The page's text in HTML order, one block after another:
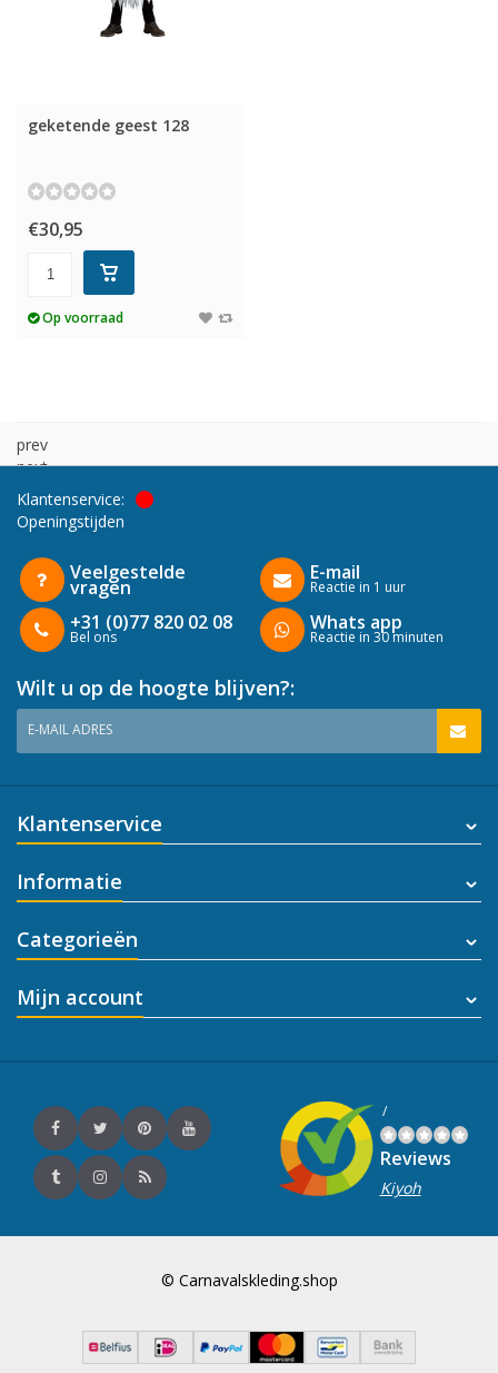
geketende geest 128
€30,95
Op voorraad
prev
next
Klantenservice:
Openingstijden
Veelgestelde
vragen
+31 (0)77 820 02 08
Bel ons
E-mail
Reactie in 1 uur
Whats app
Reactie in 30 minuten
Wilt u op de hoogte blijven?:
E-MAIL ADRES
Klantenservice
Informatie
Categorieën
Mijn account
/
Reviews
Kiyoh
© Carnavalskleding.shop